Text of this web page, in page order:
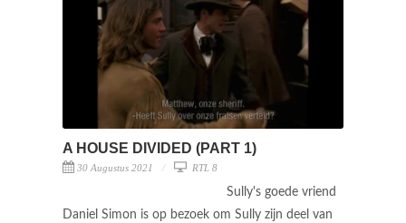
A HOUSE DIVIDED (PART 1)
30 Augustus 2021 RTL 8
Sully's goede vriend
Daniel Simon is op bezoek om Sully zijn deel van